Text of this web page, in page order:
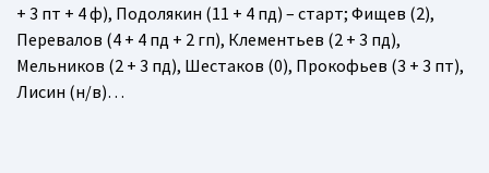
+ 3 пт + 4 ф), Подолякин (11 + 4 пд) – старт; Фищев (2),
Перевалов (4 + 4 пд + 2 гп), Клементьев (2 + 3 пд),
Мельников (2 + 3 пд), Шестаков (0), Прокофьев (3 + 3 пт),
Лисин (н/в)…